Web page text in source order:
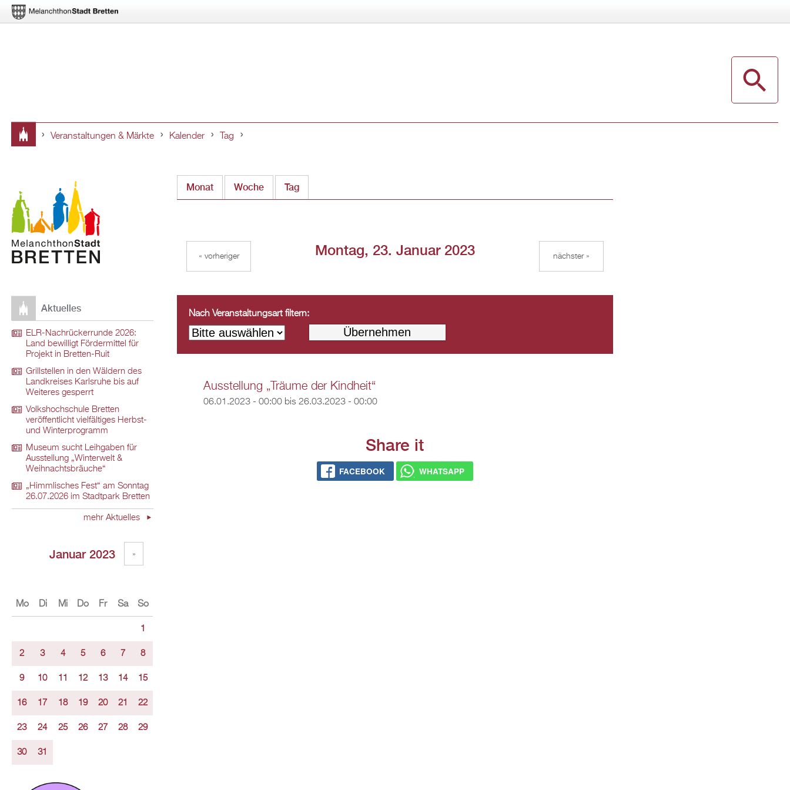
hier
Veranstaltungen & Märkte Kalender Tag
Monat Woche Tag(aktiver Reiter)
Montag, 23. Januar 2023
« vorheriger nächster »
Nach Veranstaltungsart filtern:
Ausstellung „Träume der Kindheit“
06.01.2023 - 00:00bis 26.03.2023 - 00:00
Share it
FACEBOOK WHATSAPP
Aktuelles
ELR-Nachrückerrunde 2026:
Land bewilligt Fördermittel für
Projekt in Bretten-Ruit
Grillstellen in den Wäldern des
Landkreises Karlsruhe bis auf
Weiteres gesperrt
Volkshochschule Bretten
veröffentlicht vielfältiges Herbst-
und Winterprogramm
Museum sucht Leihgaben für
Ausstellung „Winterwelt &
Weihnachtsbräuche“
„Himmlisches Fest“ am Sonntag
26.07.2026 im Stadtpark Bretten
mehr Aktuelles
Januar 2023 »
Mo Di Mi Do Fr Sa So
1
2 3 4 5 6 7 8
9 10 11 12 13 14 15
16 17 18 19 20 21 22
23 24 25 26 27 28 29
30 31